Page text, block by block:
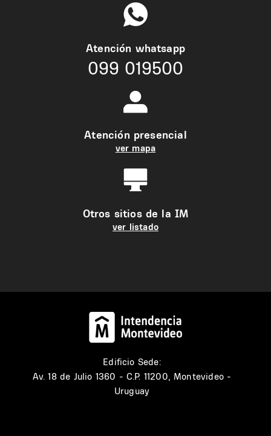
Atención whatsapp
099 019500
Atención presencial
ver mapa
Otros sitios de la IM
ver listado
Edificio Sede:
Av. 18 de Julio 1360 - C.P. 11200, Montevideo -
Uruguay